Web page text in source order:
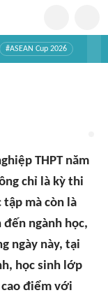
#ASEAN Cup 2026
THPT năm
chỉ là kỳ thi
tập mà còn là
ngành học,
ngày này, tại
học sinh lớp
điểm với